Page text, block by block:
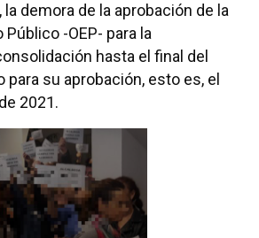
demora de la aprobación de la
-OEP- para la
hasta el final del
su aprobación, esto es, el
2021.